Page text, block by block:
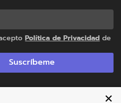
✕
Política de Privacidad de
Suscríbeme